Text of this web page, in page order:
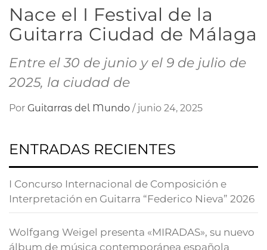
Nace el I Festival de la
Guitarra Ciudad de Málaga
Entre el 30 de junio y el 9 de julio de
2025, la ciudad de
Por Guitarras del Mundo / junio 24, 2025
ENTRADAS RECIENTES
I Concurso Internacional de Composición e
Interpretación en Guitarra “Federico Nieva” 2026
Wolfgang Weigel presenta «MIRADAS», su nuevo
álbum de música contemporánea española